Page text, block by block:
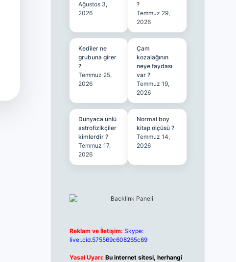
Ağustos 3,
2026
?
Temmuz 29,
2026
Kediler ne
grubuna girer
?
Temmuz 25,
2026
Çam
kozalağının
neye faydası
var ?
Temmuz 19,
2026
Dünyaca ünlü
astrofizikçiler
kimlerdir ?
Temmuz 17,
2026
Normal boy
kitap ölçüsü ?
Temmuz 14,
2026
Reklam ve İletişim: Skype:
live:.cid.575569c608265c69
Yasal Uyarı: Bu internet sitesi, herhangi